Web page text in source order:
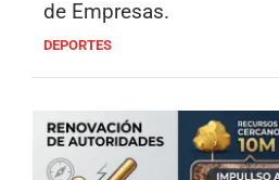
de Empresas.
DEPORTES